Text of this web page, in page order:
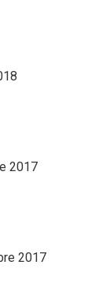
2017
2017